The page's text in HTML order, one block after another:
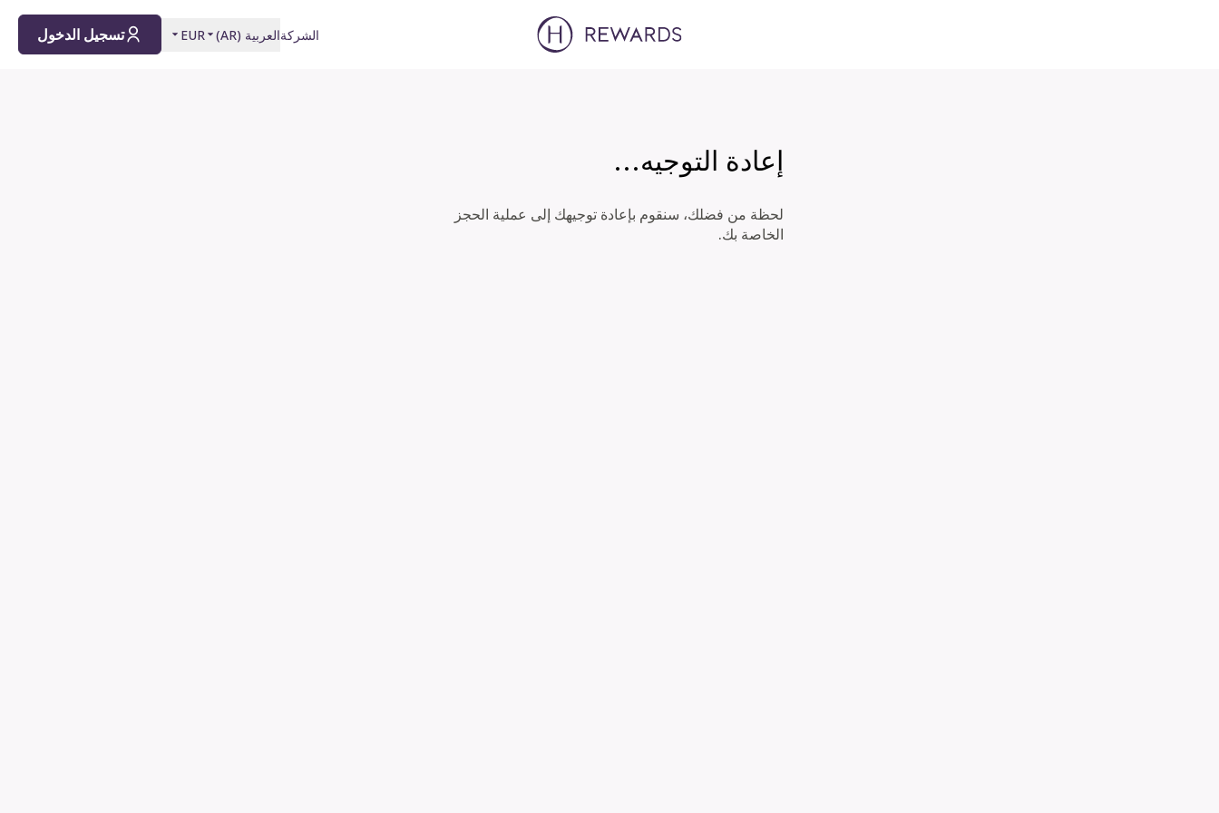
الشركةالعربية (
AR
)
EUR تسجيل الدخول
إعادة التوجيه…
لحظة من فضلك، سنقوم بإعادة توجيهك إلى عملية الحجز
الخاصة بك.